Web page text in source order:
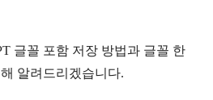
글꼴 포함 저장 방법과 글꼴 한
알려드리겠습니다.